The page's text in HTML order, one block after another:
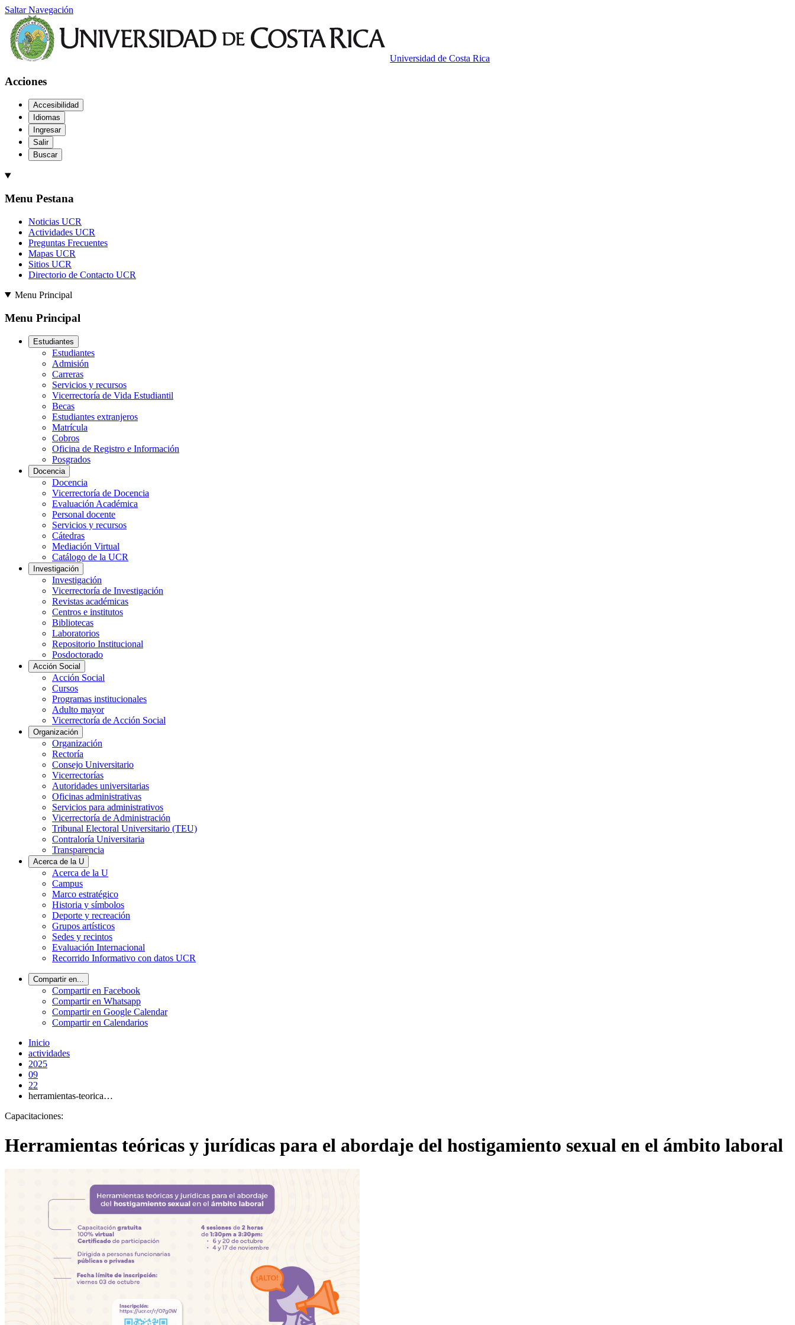
Saltar Navegación
Universidad de Costa Rica
Acciones
Accesibilidad
Idiomas
Ingresar
Salir
Buscar
Menu Pestana
Noticias UCR
Actividades UCR
Preguntas Frecuentes
Mapas UCR
Sitios UCR
Directorio de Contacto UCR
Menu Principal
Menu Principal
Estudiantes
Estudiantes
Admisión
Carreras
Servicios y recursos
Vicerrectoría de Vida Estudiantil
Becas
Estudiantes extranjeros
Matrícula
Cobros
Oficina de Registro e Información
Posgrados
Docencia
Docencia
Vicerrectoría de Docencia
Evaluación Académica
Personal docente
Servicios y recursos
Cátedras
Mediación Virtual
Catálogo de la UCR
Investigación
Investigación
Vicerrectoría de Investigación
Revistas académicas
Centros e institutos
Bibliotecas
Laboratorios
Repositorio Institucional
Posdoctorado
Acción Social
Acción Social
Cursos
Programas institucionales
Adulto mayor
Vicerrectoría de Acción Social
Organización
Organización
Rectoría
Consejo Universitario
Vicerrectorías
Autoridades universitarias
Oficinas administrativas
Servicios para administrativos
Vicerrectoría de Administración
Tribunal Electoral Universitario (TEU)
Contraloría Universitaria
Transparencia
Acerca de la U
Acerca de la U
Campus
Marco estratégico
Historia y símbolos
Deporte y recreación
Grupos artísticos
Sedes y recintos
Evaluación Internacional
Recorrido Informativo con datos UCR
Compartir en...
Compartir en Facebook
Compartir en Whatsapp
Compartir en Google Calendar
Compartir en Calendarios
Inicio
actividades
2025
09
22
herramientas-teorica…
Capacitaciones:
Herramientas teóricas y jurídicas para el abordaje del hostigamiento sexual en el ámbito laboral